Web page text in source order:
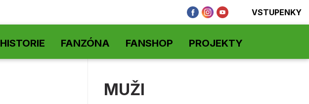
VSTUPENKY
HISTORIE FANZÓNA FANSHOP PROJEKTY
MUŽI